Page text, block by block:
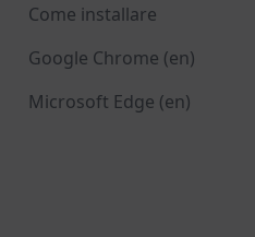
Come installare
Google Chrome (en)
Microsoft Edge (en)